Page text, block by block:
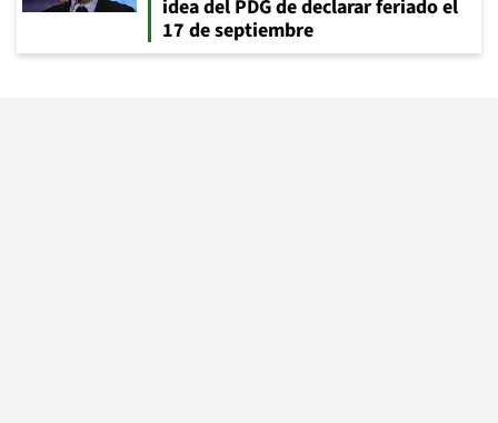
idea del PDG de declarar feriado el
17 de septiembre